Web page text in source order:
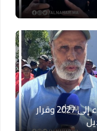
تجار سوق دالاس بين وعود الرئيس بالبقاء إلى 2027 وقرار